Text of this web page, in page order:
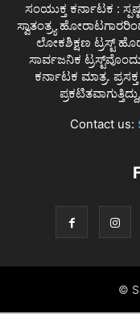
ಸಂಯುಕ್ತ ಕರ್ನಾಟಕ :
ಸ್ವಾತಂತ್ರ್ಯ
ಲೋಕಶಿಕ್ಷಣ ಟ್ರಸ್ಟ್
ಸಾರ್ವಜನಿಕ
ಕರ್ನಾಟಕ ಮಾತ್ರ.
Contact us:
©